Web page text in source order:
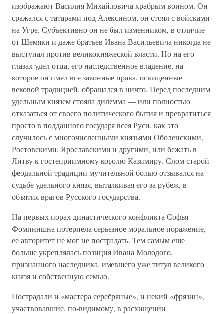
изображают Василия Михайловича храбрым воином. Он
сражался с татарами под Алексином, он стоял с войсками
на Угре. Субъективно он не был изменником, в отличие
от Шемяки и даже братьев Ивана Васильевича никогда не
выступал против великокняжеской власти. Но на его
глазах удел отца, его наследственное владение, на
которое он имел все законные права, освященные
вековой традицией, обращался в ничто. Перед последним
удельным князем стояла дилемма — или полностью
отказаться от своего политического бытия и превратиться
просто в подданного государя всея Руси, как это
случилось с многочисленными князьями Оболенскими,
Ростовскими, Ярославскими и другими, или бежать в
Литву к гостеприимному королю Казимиру. Слом старой
феодальной традиции мучительной болью отзывался на
судьбе удельного князя, выталкивая его за рубеж, в
объятия врагов Русского государства.
На первых порах династического конфликта Софья
Фомпнишна потерпела серьезное моральное поражение,
ее авторитет не мог не пострадать. Тем самым еще
больше укреплялась позиция Ивана Молодого,
признанного наследника, имевшего уже титул великого
князя и собственную семью.
Пострадали и «мастера серебряные», и некий «фрязин»,
участвовавшие, по-видимому, в расхищении